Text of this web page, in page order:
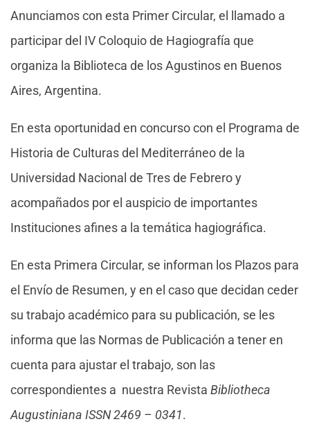
Anunciamos con esta Primer Circular, el llamado a
participar del IV Coloquio de Hagiografía que
organiza la Biblioteca de los Agustinos en Buenos
Aires, Argentina.
En esta oportunidad en concurso con el Programa de
Historia de Culturas del Mediterráneo de la
Universidad Nacional de Tres de Febrero y
acompañados por el auspicio de importantes
Instituciones afines a la temática hagiográfica.
En esta Primera Circular, se informan los Plazos para
el Envío de Resumen, y en el caso que decidan ceder
su trabajo académico para su publicación, se les
informa que las Normas de Publicación a tener en
cuenta para ajustar el trabajo, son las
correspondientes a nuestra Revista Bibliotheca
Augustiniana ISSN 2469 – 0341.